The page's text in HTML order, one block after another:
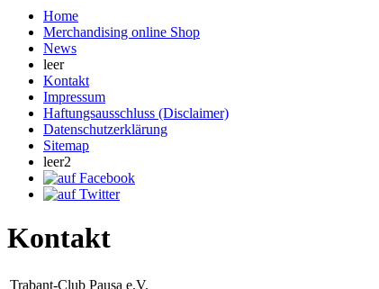
Home
Merchandising online Shop
News
leer
Kontakt
Impressum
Haftungsausschluss (Disclaimer)
Datenschutzerklärung
Sitemap
leer2
Kontakt
Trabant-Club Pausa e.V.